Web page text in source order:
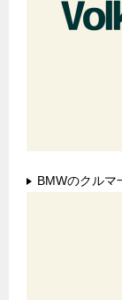
BMWのクルマ